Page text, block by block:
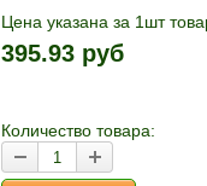
Цена указана за 1шт
1шт прибавляется
и «-». Выберите нужное
395.93 руб
Количество товара: